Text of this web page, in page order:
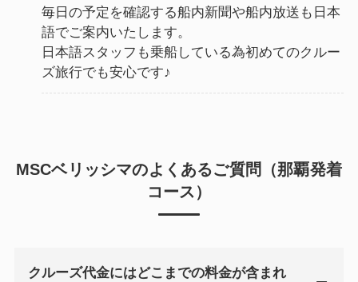
毎日の予定を確認する船内新聞や船内放送も日本
語でご案内いたします。
日本語スタッフも乗船している為初めてのクルー
ズ旅行でも安心です♪
MSCベリッシマのよくあるご質問（那覇発着
コース）
クルーズ代金にはどこまでの料金が含まれ